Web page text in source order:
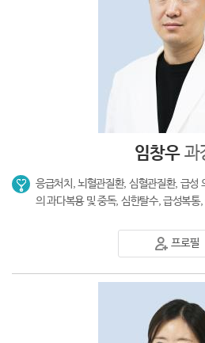
임창우 과
응급처치, 뇌혈관질환, 심혈관질환, 급성
의 과다복용 및 중독, 심한탈수, 급성복통
프로필